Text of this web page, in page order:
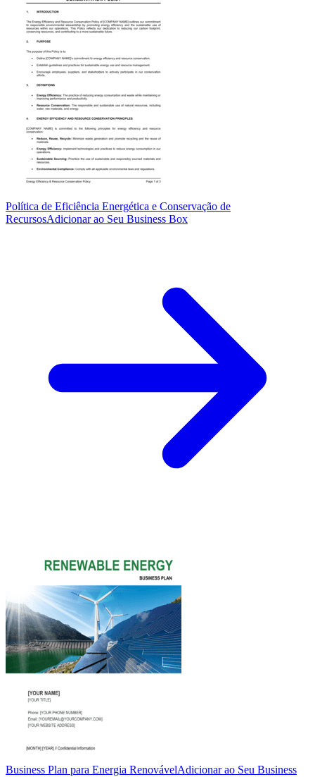
Política de Eficiência Energética e Conservação de
RecursosAdicionar ao Seu Business Box
Business Plan para Energia RenovávelAdicionar ao Seu Business